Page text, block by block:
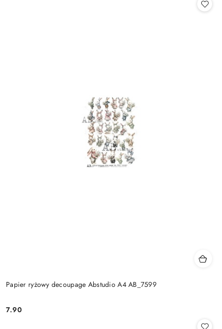
Papier ryżowy decoupage Abstudio A4 AB_7599
Cena:
7.90